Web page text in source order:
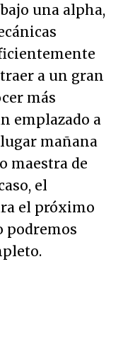
una alpha,
a un gran
más
emplazado a
mañana
maestra de
el
el próximo
podremos